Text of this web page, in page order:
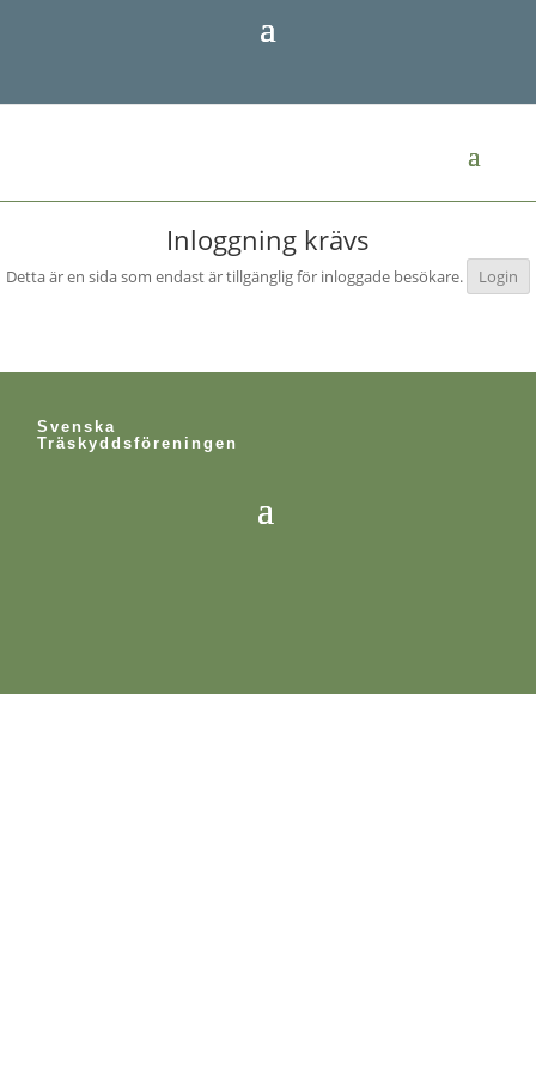
Inloggning krävs
Detta är en sida som endast är tillgänglig för inloggade besökare. Login
Svenska
Träskyddsföreningen